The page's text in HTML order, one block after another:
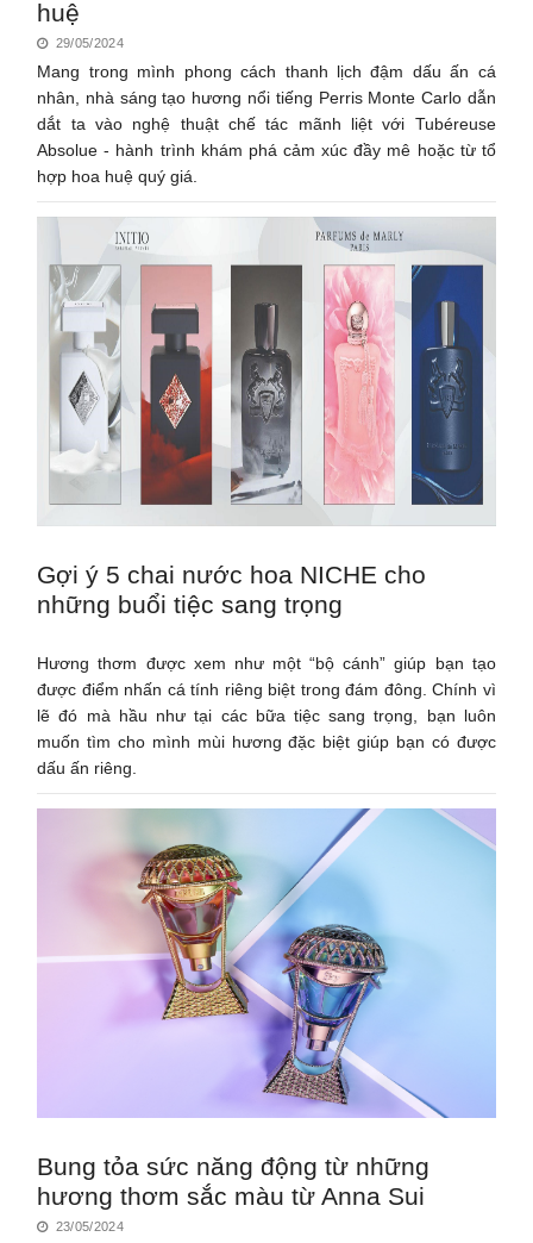
huệ
29/05/2024
Mang trong mình phong cách thanh lịch đậm dấu ấn cá
nhân, nhà sáng tạo hương nổi tiếng Perris Monte Carlo dẫn
dắt ta vào nghệ thuật chế tác mãnh liệt với Tubéreuse
Absolue - hành trình khám phá cảm xúc đầy mê hoặc từ tổ
hợp hoa huệ quý giá.
Gợi ý 5 chai nước hoa NICHE cho
những buổi tiệc sang trọng
Hương thơm được xem như một “bộ cánh” giúp bạn tạo
được điểm nhấn cá tính riêng biệt trong đám đông. Chính vì
lẽ đó mà hầu như tại các bữa tiệc sang trọng, bạn luôn
muốn tìm cho mình mùi hương đặc biệt giúp bạn có được
dấu ấn riêng.
Bung tỏa sức năng động từ những
hương thơm sắc màu từ Anna Sui
23/05/2024